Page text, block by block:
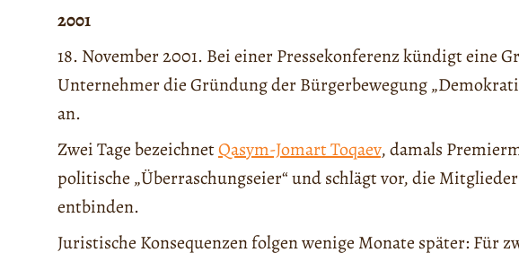
2001
18. November 2001. Bei einer Pressekonferenz kündigt eine
Unternehmer die Gründung der Bürgerbewegung
an.
Zwei Tage bezeichnetQasym-Jomart Toqaev, damals
politische „Überraschungseier“ und schlägt vor, die
entbinden.
Juristische Konsequenzen folgen wenige Monate später: Für